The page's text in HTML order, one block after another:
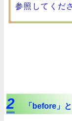
参照してくだ
2 「before」